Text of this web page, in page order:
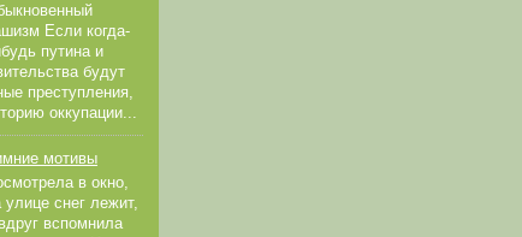
Если когда-
путина и
будут
преступления,
оккупации...
мотивы
в окно,
улице снег лежит,
вспомнила